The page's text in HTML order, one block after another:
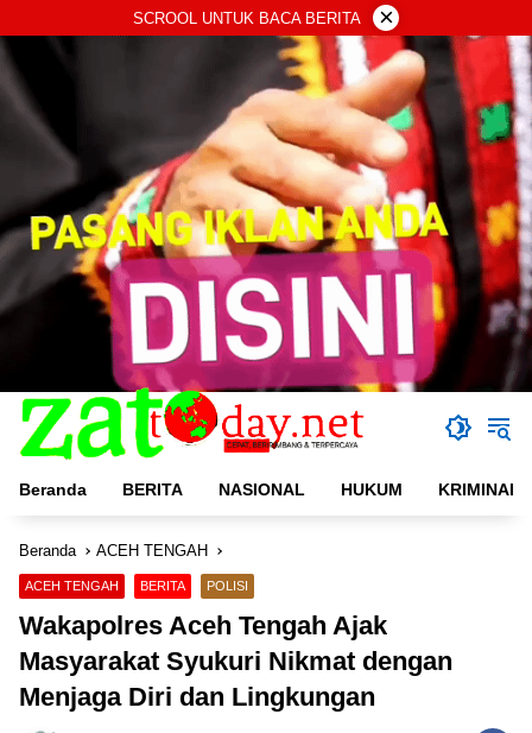
ke
konten
SCROOL UNTUK BACA BERITA ×
Beranda BERITA NASIONAL HUKUM KRIMINAL
Beranda ACEH TENGAH
ACEH TENGAH BERITA POLISI
Wakapolres Aceh Tengah Ajak
Masyarakat Syukuri Nikmat dengan
Menjaga Diri dan Lingkungan